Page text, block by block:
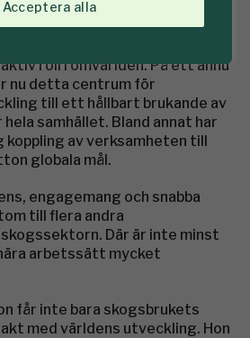
Acceptera alla
– mottagare av Guldkvisten
vid rodret har Skogforsk
roll i omvärlden. På ett ännu
nu detta centrum för
till ett hållbart brukande av
samhället. Bland annat har
koppling av verksamheten till
globala mål.
engagemang och snabba
till flera andra
Där är inte minst
arbetssätt mycket
får inte bara skogsbrukets
med världens utveckling. Hon